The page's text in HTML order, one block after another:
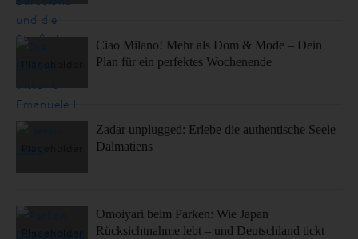
Ciao Milano! Mehr als Dom & Mode – Dein
Plan für ein perfektes Wochenende
Zadar unplugged: Erlebe die authentische Seele
Dalmatiens
Omoiyari beim Parken: Wie Japan
Rücksichtnahme lebt – und Deutschland tickt